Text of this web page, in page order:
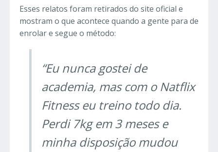
Esses relatos foram retirados do site oficial e
mostram o que acontece quando a gente para de
enrolar e segue o método:
“Eu nunca gostei de
academia, mas com o Natflix
Fitness eu treino todo dia.
Perdi 7kg em 3 meses e
minha disposição mudou